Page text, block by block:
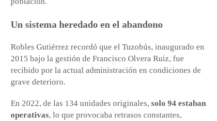
Un sistema heredado en el abandono
Robles Gutiérrez recordó que el Tuzobús, inaugurado en
2015 bajo la gestión de Francisco Olvera Ruiz, fue
recibido por la actual administración en condiciones de
grave deterioro.
En 2022, de las 134 unidades originales,solo 94 estaban
operativas, lo que provocaba retrasos constantes,